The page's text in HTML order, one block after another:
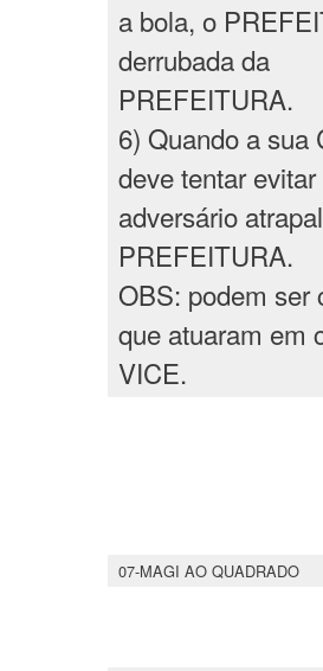
a bola, o
derrubada da
PREFEITURA.
6) Quando a sua
deve tentar
adversário
PREFEITURA.
OBS: podem ser
que atuaram em
VICE.
07-MAGI AO QUADRADO